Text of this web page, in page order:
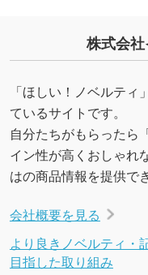
株式会
「ほしい！ノベルテ
ているサイトです。
自分たちがもらったら
イン性が高くおしゃれ
はの商品情報を提供で
会社概要を見る
より良きノベルティ・
目指した取り組み